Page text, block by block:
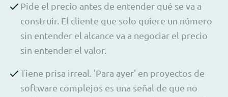
Pide el precio antes de entender qué se va a
construir. El cliente que solo quiere un número
sin entender el alcance va a negociar el precio
sin entender el valor.
Tiene prisa irreal. 'Para ayer' en proyectos de
software complejos es una señal de que no